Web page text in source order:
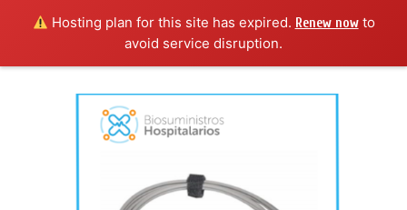
Hosting plan for this site has expired. Renew nowto
avoid service disruption.